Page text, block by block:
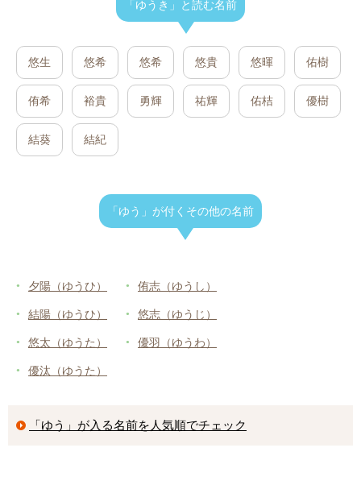
「ゆうき」と読む名前
悠生 悠希 悠希 悠貴 悠暉 佑樹
侑希 裕貴 勇輝 祐輝 佑桔 優樹
結葵 結紀
「ゆう」が付くその他の名前
夕陽（ゆうひ）
結陽（ゆうひ）
悠太（ゆうた）
優汰（ゆうた）
侑志（ゆうし）
悠志（ゆうじ）
優羽（ゆうわ）
「ゆう」が入る名前を人気順でチェック